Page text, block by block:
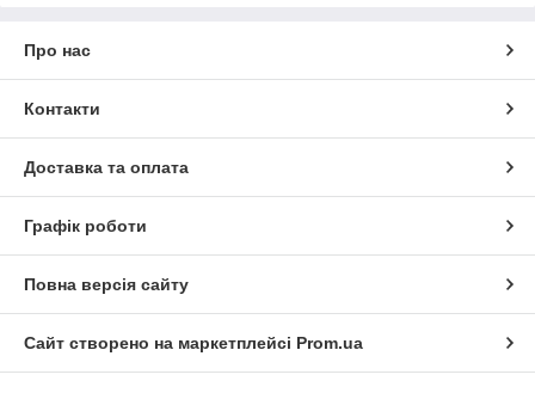
Про нас
Контакти
Доставка та оплата
Графік роботи
Повна версія сайту
Сайт створено на маркетплейсі Prom.ua